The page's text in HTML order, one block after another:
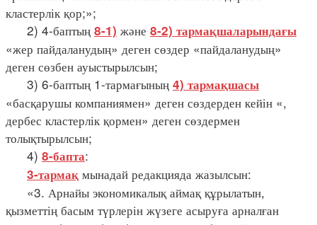
кластерлік қор;»;
2) 4-баптың 8-1) және 8-2) тармақшаларындағы
«жер пайдаланудың» деген сөздер «пайдаланудың»
деген сөзбен ауыстырылсын;
3) 6-баптың 1-тармағының 4) тармақшасы
«басқарушы компаниямен» деген сөздерден кейін «,
дербес кластерлік қормен» деген сөздермен
толықтырылсын;
4) 8-бапта:
3-тармақ мынадай редакцияда жазылсын:
«3. Арнайы экономикалық аймақ құрылатын,
қызметтің басым түрлерін жүзеге асыруға арналған